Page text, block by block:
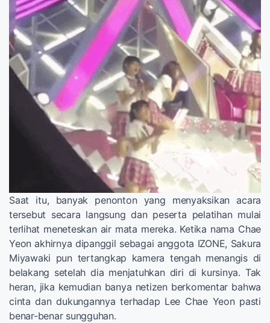
Saat itu, banyak penonton yang menyaksikan acara
tersebut secara langsung dan peserta pelatihan mulai
terlihat meneteskan air mata mereka. Ketika nama Chae
Yeon akhirnya dipanggil sebagai anggota IZONE, Sakura
Miyawaki pun tertangkap kamera tengah menangis di
belakang setelah dia menjatuhkan diri di kursinya. Tak
heran, jika kemudian banya netizen berkomentar bahwa
cinta dan dukungannya terhadap Lee Chae Yeon pasti
benar-benar sungguhan.